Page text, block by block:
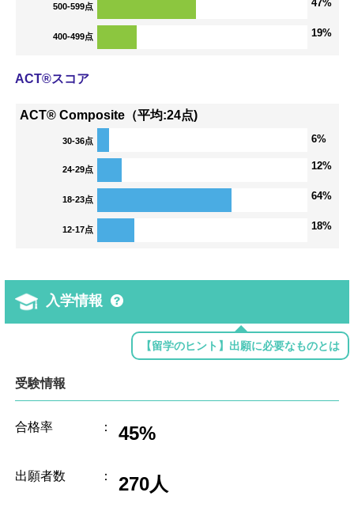
500-599点 47%
400-499点 19%
ACT®スコア
ACT® Composite（平均:24点)
30-36点 6%
24-29点 12%
18-23点 64%
12-17点 18%
入学情報
【留学のヒント】出願に必要なものとは
受験情報
合格率 ： 45%
出願者数 ： 270人